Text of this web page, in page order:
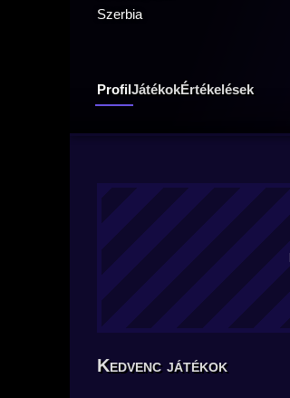
Szerbia
ProfilJátékokÉrtékelések
Kedvenc játékok